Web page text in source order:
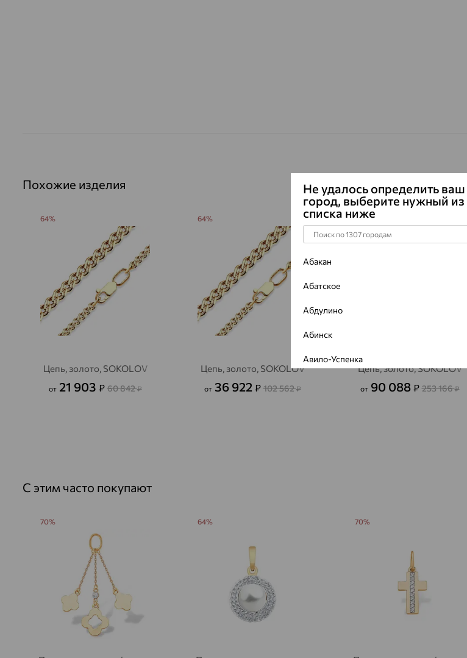
Похожие изделия
Цепь, золото, SOKOLOV
от 21 903 ₽ 60 842₽
64%
Цепь, золото, SOKOLOV
от 36 922 ₽ 102 562₽
64%
Цепь, золото, SOKOLOV
от 90 088 ₽ 253 166₽
70%
С этим часто покупают
70% 64% 70%
Не удалось определить ваш
город, выберите нужный из
списка ниже
Абакан
Абатское
Абдулино
Абинск
Авило-Успенка